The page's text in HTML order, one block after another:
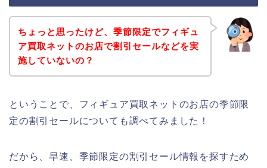
ちょっと思ったけど、季節限定でフィギュ
ア買取ネットのお店で割引セールなどを実
施していないの？
ということで、フィギュア買取ネットのお店の季節限
定の割引セールについても調べてみました！
だから、早速、季節限定の割引セール情報を探すため